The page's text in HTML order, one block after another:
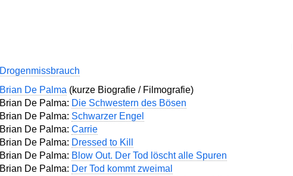
Drogenmissbrauch
Brian De Palma (kurze Biografie / Filmografie)
Brian De Palma: Die Schwestern des Bösen
Brian De Palma: Schwarzer Engel
Brian De Palma: Carrie
Brian De Palma: Dressed to Kill
Brian De Palma: Blow Out. Der Tod löscht alle Spuren
Brian De Palma: Der Tod kommt zweimal